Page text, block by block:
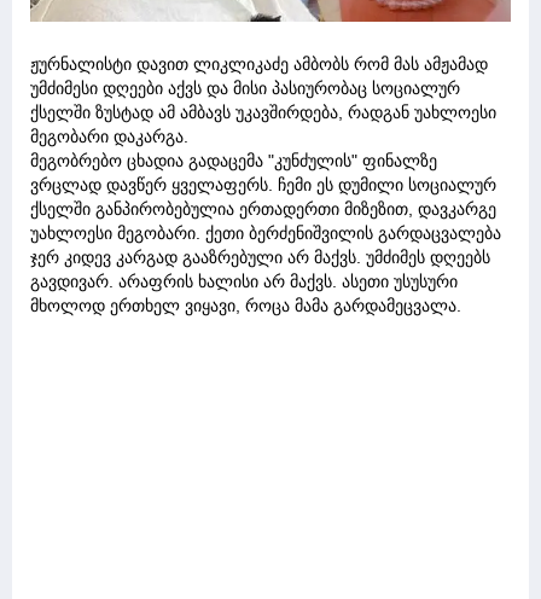
ჟურნალისტი დავით ლიკლიკაძე ამბობს რომ მას ამჟამად
უმძიმესი დღეები აქვს და მისი პასიურობაც სოციალურ
ქსელში ზუსტად ამ ამბავს უკავშირდება, რადგან უახლოესი
მეგობარი დაკარგა.
მეგობრებო ცხადია გადაცემა "კუნძულის" ფინალზე
ვრცლად დავწერ ყველაფერს. ჩემი ეს დუმილი სოციალურ
ქსელში განპირობებულია ერთადერთი მიზეზით, დავკარგე
უახლოესი მეგობარი. ქეთი ბერძენიშვილის გარდაცვალება
ჯერ კიდევ კარგად გააზრებული არ მაქვს. უმძიმეს დღეებს
გავდივარ. არაფრის ხალისი არ მაქვს. ასეთი უსუსური
მხოლოდ ერთხელ ვიყავი, როცა მამა გარდამეცვალა.